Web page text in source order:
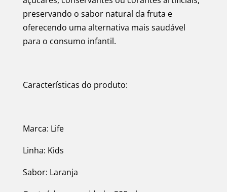
preservando o sabor natural da fruta e
oferecendo uma alternativa mais saudável
para o consumo infantil.
Características do produto:
Marca: Life
Linha: Kids
Sabor: Laranja